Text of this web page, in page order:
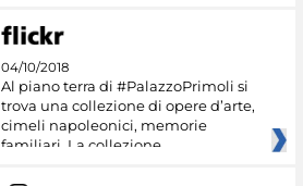
04/10/2018
Al piano terra di #PalazzoPrimoli si
trova una collezione di opere d’arte,
cimeli napoleonici, memorie
familiari. La collezione